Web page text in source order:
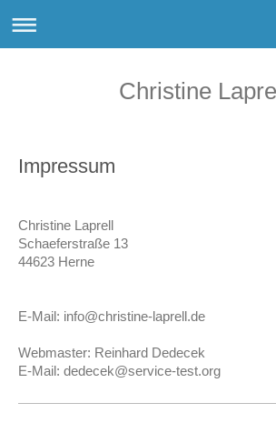
Christine
Impressum
Christine Laprell
Schaeferstraße 13
44623 Herne
E-Mail: info@christine-laprell.de
Webmaster: Reinhard Dedecek
E-Mail: dedecek@service-test.org